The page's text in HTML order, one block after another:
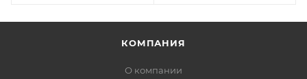
КОМПАНИЯ
О компании